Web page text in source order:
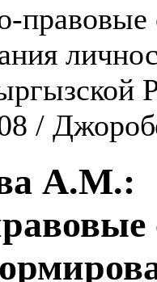
правовые
/
А.М.: